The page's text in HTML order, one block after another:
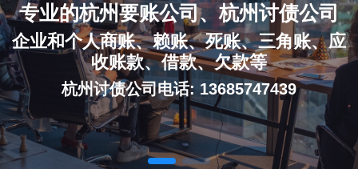
专业的杭州要账公司、杭州讨债公司
企业和个人商账、赖账、死账、三角账、应
收账款、借款、欠款等
杭州讨债公司电话: 13685747439